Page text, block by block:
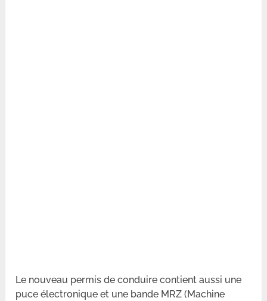
Le nouveau permis de conduire contient aussi une
puce électronique et une bande MRZ (Machine